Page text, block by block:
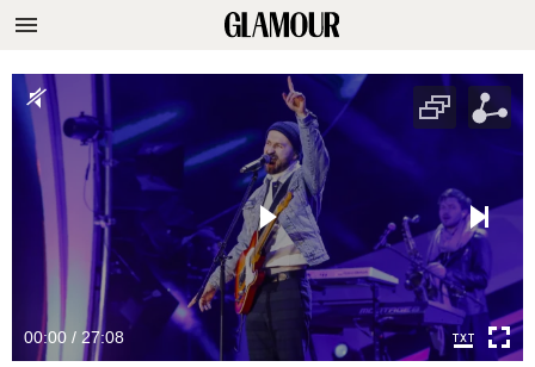
00:00 / 27:08